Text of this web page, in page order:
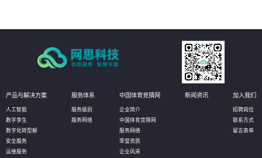
产品与解决方案
人工智能
数字孪生
数字化转型解
安全服务
运维服务
服务体系
服务级别
服务网络
中国体育竞猜网
企业简介
中国体育竞猜网
服务网络
荣誉资质
企业风采
新闻资讯 加入我们
招聘岗位
联系方式
留言表单